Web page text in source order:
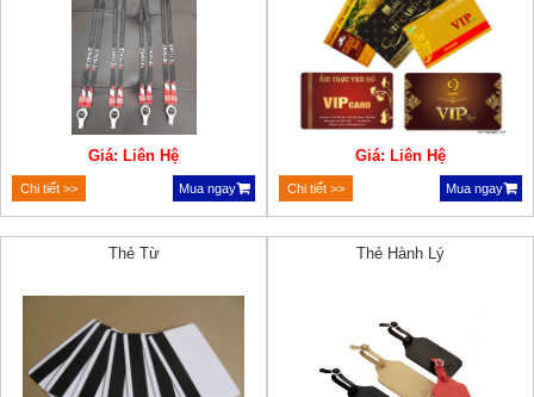
Giá: Liên Hệ
Chi tiết >> Mua ngay
Giá: Liên Hệ
Chi tiết >> Mua ngay
Thẻ Từ Thẻ Hành Lý